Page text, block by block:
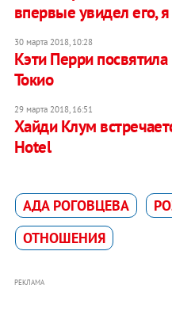
впервые увидел его,
30 марта 2018, 10:28
Кэти Перри
Токио
29 марта 2018, 16:51
Хайди Клум
Hotel
АДА РОГОВЦЕВА
ОТНОШЕНИЯ
РЕКЛАМА